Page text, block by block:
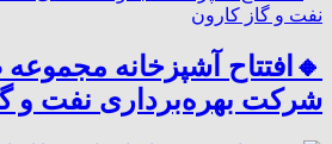
شرکت بهره‌برداری نفت و